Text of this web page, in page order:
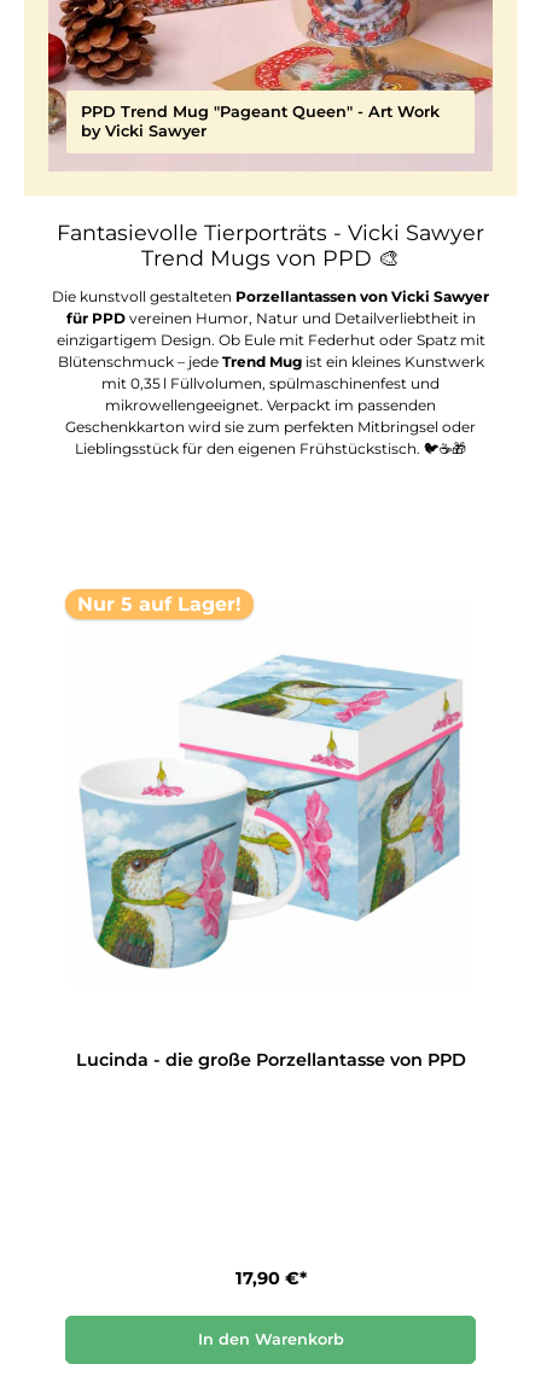
PPD Trend Mug "Pageant Queen" - Art Work
by Vicki Sawyer
Fantasievolle Tierporträts - Vicki Sawyer
Trend Mugs von PPD 🎨
Die kunstvoll gestalteten Porzellantassen von Vicki Sawyer
für PPDvereinen Humor, Natur und Detailverliebtheit in
einzigartigem Design. Ob Eule mit Federhut oder Spatz mit
Blütenschmuck – jede Trend Mugist ein kleines Kunstwerk
mit 0,35 l Füllvolumen, spülmaschinenfest und
mikrowellengeeignet. Verpackt im passenden
Geschenkkarton wird sie zum perfekten Mitbringsel oder
Lieblingsstück für den eigenen Frühstückstisch. 🐦☕🎁
Nur 5 auf Lager!
Lucinda - die große Porzellantasse von PPD
17,90 €*
In den Warenkorb